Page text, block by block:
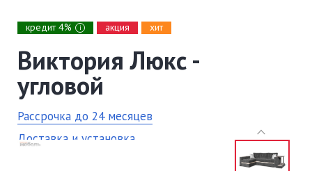
кредит 4% i акция хит
Виктория Люкс -
угловой
Рассрочка до 24 месяцев
Доставка и установка